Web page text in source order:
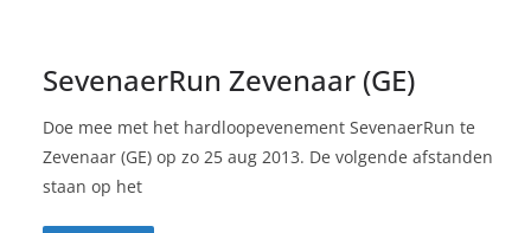
SevenaerRun Zevenaar (GE)
Doe mee met het hardloopevenement SevenaerRun te
Zevenaar (GE) op zo 25 aug 2013. De volgende afstanden
staan op het